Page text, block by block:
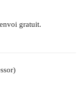
gratuit.